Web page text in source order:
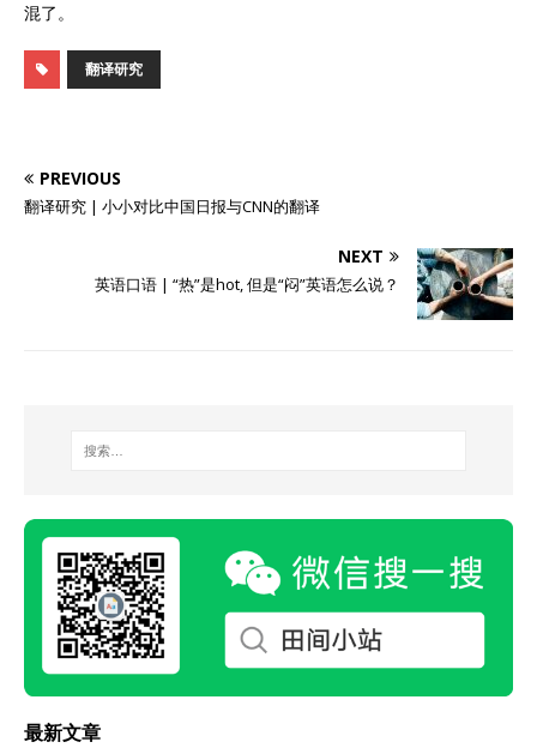
混了。
翻译研究
PREVIOUS
翻译研究 | 小小对比中国日报与CNN的翻译
NEXT
英语口语 | “热”是hot, 但是“闷”英语怎么说？
最新文章